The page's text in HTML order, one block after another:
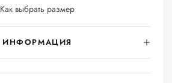
Как выбрать размер
ИНФОРМАЦИЯ